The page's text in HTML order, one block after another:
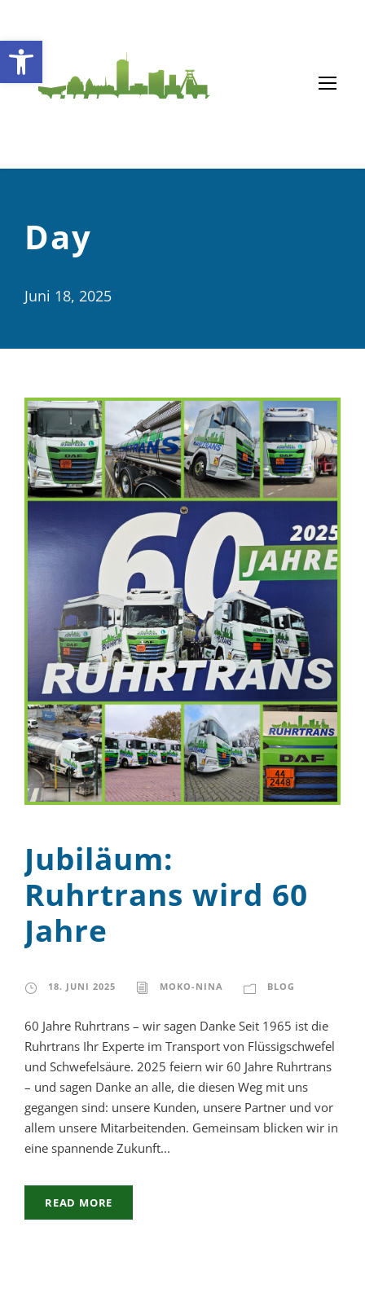
Open toolbar
Day
Juni 18, 2025
Jubiläum:
Ruhrtrans wird 60
Jahre
18. JUNI 2025 MOKO-NINA BLOG
60 Jahre Ruhrtrans – wir sagen Danke Seit 1965 ist die
Ruhrtrans Ihr Experte im Transport von Flüssigschwefel
und Schwefelsäure. 2025 feiern wir 60 Jahre Ruhrtrans
– und sagen Danke an alle, die diesen Weg mit uns
gegangen sind: unsere Kunden, unsere Partner und vor
allem unsere Mitarbeitenden. Gemeinsam blicken wir in
eine spannende Zukunft...
READ MORE